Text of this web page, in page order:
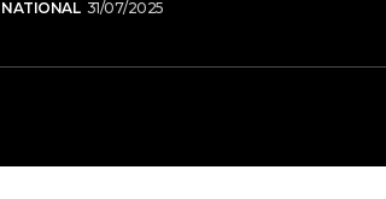
NATIONAL 31/07/2025